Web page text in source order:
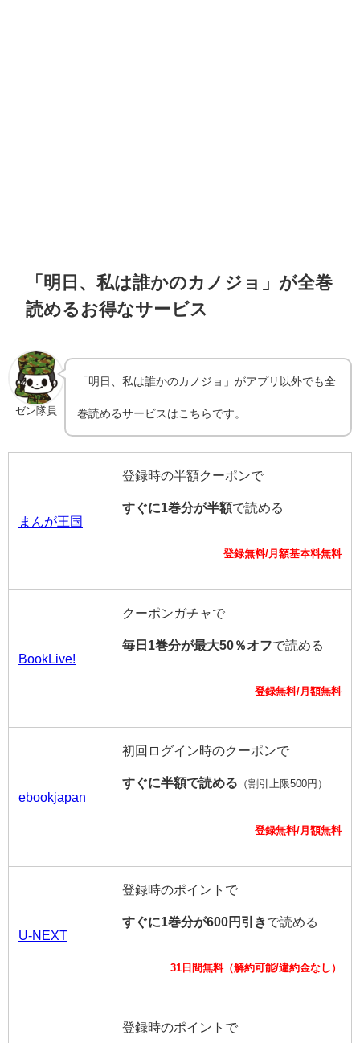
「明日、私は誰かのカノジョ」が全巻
読めるお得なサービス
ゼン隊員
「明日、私は誰かのカノジョ」がアプリ以外でも全
巻読めるサービスはこちらです。
まんが王国
登録時の半額クーポンで
すぐに1巻分が半額で読める
登録無料/月額基本料無料
BookLive!
クーポンガチャで
毎日1巻分が最大50％オフで読める
登録無料/月額無料
ebookjapan
初回ログイン時のクーポンで
すぐに半額で読める （割引上限500円）
登録無料/月額無料
U-NEXT
登録時のポイントで
すぐに1巻分が600円引きで読める
31日間無料（解約可能/違約金なし）
登録時のポイントで